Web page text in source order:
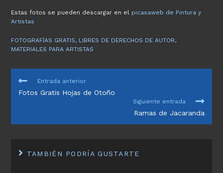
Estas fotos se pueden descargar en el picasaweb de Pintura y
Artistas
FOTOGRAFÍAS GRATIS, LIBRES DE DERECHOS DE AUTOR,
MATERIALES PARA ARTISTAS
LEER
ARTÍCULOS
Entrada anterior
Fotos Gratis Hojas de Otoño
Siguiente entrada
Ramas de Jacaranda
TAMBIÉN PODRÍA GUSTARTE